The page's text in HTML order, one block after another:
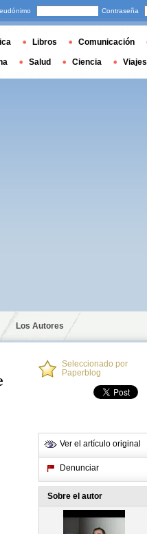
Los Autores
Seleccionado por
Paperblog
Ver el artículo original
Denunciar
Sobre el autor
Contraseña
Libros Comunicación
Salud Ciencia Viajes